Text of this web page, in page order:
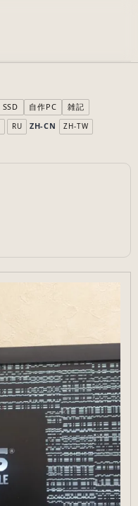
SSD 自作PC
雑記
RU ZH-CN ZH-TW